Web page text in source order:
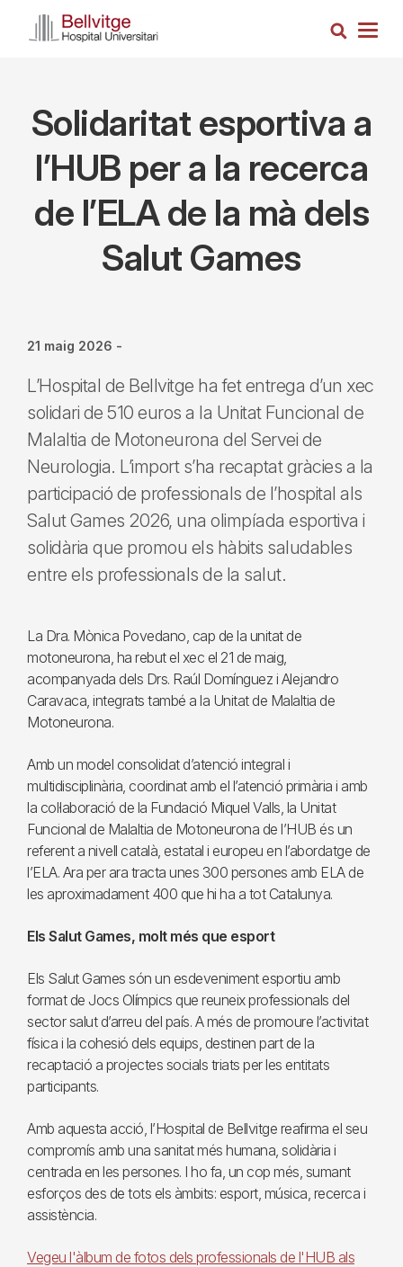
Cerca
Solidaritat esportiva a
l’HUB per a la recerca
de l’ELA de la mà dels
Salut Games
21 maig 2026 -
L’Hospital de Bellvitge ha fet entrega d’un xec
solidari de 510 euros a la Unitat Funcional de
Malaltia de Motoneurona del Servei de
Neurologia. L’import s’ha recaptat gràcies a la
participació de professionals de l’hospital als
Salut Games 2026, una olimpíada esportiva i
solidària que promou els hàbits saludables
entre els professionals de la salut.
La Dra. Mònica Povedano, cap de la unitat de
motoneurona, ha rebut el xec el 21 de maig,
acompanyada dels Drs. Raúl Domínguez i Alejandro
Caravaca, integrats també a la Unitat de Malaltia de
Motoneurona.
Amb un model consolidat d’atenció integral i
multidisciplinària, coordinat amb el l’atenció primària i amb
la col·laboració de la Fundació Miquel Valls, la Unitat
Funcional de Malaltia de Motoneurona de l’HUB és un
referent a nivell català, estatal i europeu en l’abordatge de
l’ELA. Ara per ara tracta unes 300 persones amb ELA de
les aproximadament 400 que hi ha a tot Catalunya.
Els Salut Games, molt més que esport
Els Salut Games són un esdeveniment esportiu amb
format de Jocs Olímpics que reuneix professionals del
sector salut d’arreu del país. A més de promoure l’activitat
física i la cohesió dels equips, destinen part de la
recaptació a projectes socials triats per les entitats
participants.
Amb aquesta acció, l’Hospital de Bellvitge reafirma el seu
compromís amb una sanitat més humana, solidària i
centrada en les persones. I ho fa, un cop més, sumant
esforços des de tots els àmbits: esport, música, recerca i
assistència.
Vegeu l'àlbum de fotos dels professionals de l'HUB als